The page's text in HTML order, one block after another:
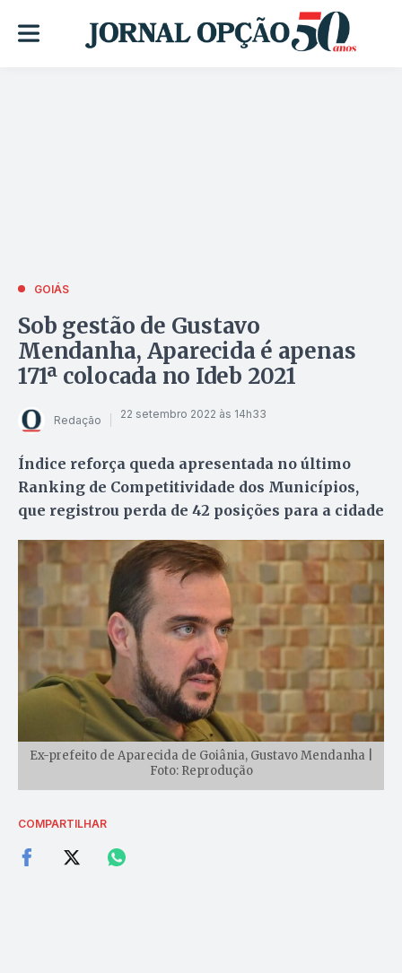
GOIÁS
Sob gestão de Gustavo
Mendanha, Aparecida é apenas
171ª colocada no Ideb 2021
Redação 22 setembro 2022 às 14h33
Índice reforça queda apresentada no último
Ranking de Competitividade dos Municípios,
que registrou perda de 42 posições para a cidade
Ex-prefeito de Aparecida de Goiânia, Gustavo Mendanha |
Foto: Reprodução
COMPARTILHAR